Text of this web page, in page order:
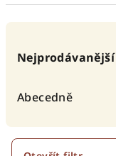
Nejprodávanější
Abecedně